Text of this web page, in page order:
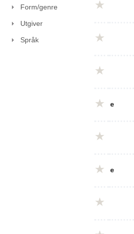
Form/genre
Utgiver
Språk
e
e